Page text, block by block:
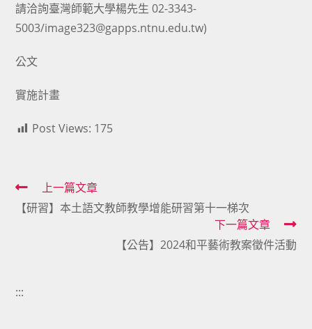
請洽詢臺灣師範大學楊先生 02-3343-
5003/image323@gapps.ntnu.edu.tw)
公文
實施計畫
Post Views: 175
Read
more
上一篇文章
【研習】本土語文教師教學增能研習第十一梯次
下一篇文章
【公告】2024和平藝術教案徵件活動
:::